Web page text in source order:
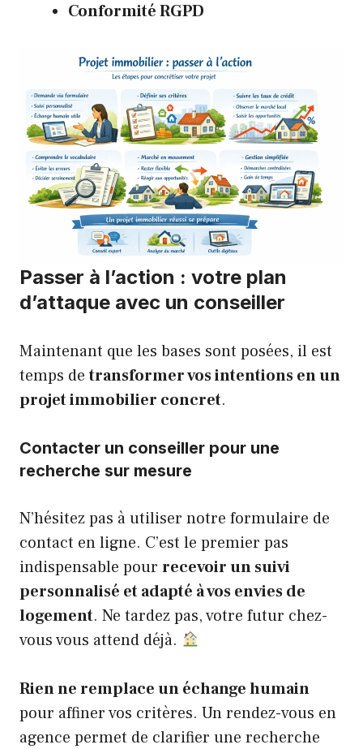
Conformité RGPD
Passer à l’action : votre plan
d’attaque avec un conseiller
Maintenant que les bases sont posées, il est
temps detransformer vos intentions en un
projet immobilier concret.
Contacter un conseiller pour une
recherche sur mesure
N’hésitez pas à utiliser notre formulaire de
contact en ligne. C’est le premier pas
indispensable pour recevoir un suivi
personnalisé et adapté à vos envies de
logement. Ne tardez pas, votre futur chez-
vous vous attend déjà.
Rien ne remplace un échange humain
pour affiner vos critères. Un rendez-vous en
agence permet de clarifier une recherche